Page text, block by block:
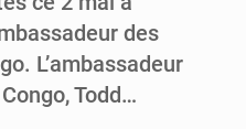
des
L’ambassadeur
Todd…